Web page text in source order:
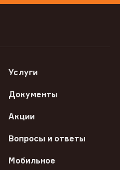
Услуги
Документы
Акции
Вопросы и ответы
Мобильное